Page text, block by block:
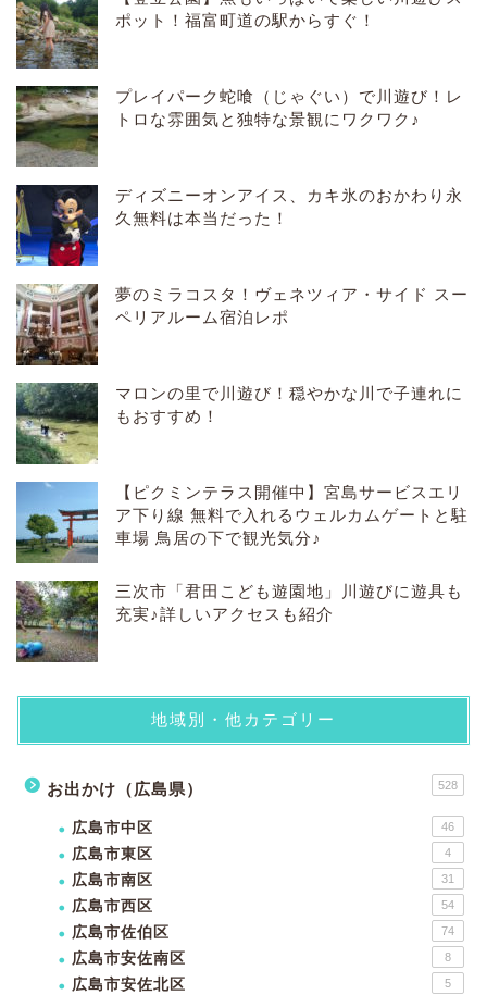
ポット！福富町道の駅からすぐ！
プレイパーク蛇喰（じゃぐい）で川遊び！レ
トロな雰囲気と独特な景観にワクワク♪
ディズニーオンアイス、カキ氷のおかわり永
久無料は本当だった！
夢のミラコスタ！ヴェネツィア・サイド スー
ペリアルーム宿泊レポ
マロンの里で川遊び！穏やかな川で子連れに
もおすすめ！
【ピクミンテラス開催中】宮島サービスエリ
ア下り線 無料で入れるウェルカムゲートと駐
車場 鳥居の下で観光気分♪
三次市「君田こども遊園地」川遊びに遊具も
充実♪詳しいアクセスも紹介
地域別・他カテゴリー
お出かけ（広島県） 528
広島市中区 46
広島市東区 4
広島市南区 31
広島市西区 54
広島市佐伯区 74
広島市安佐南区 8
広島市安佐北区 5